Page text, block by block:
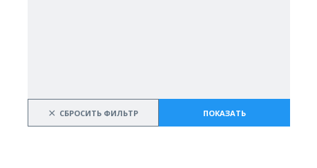
× СБРОСИТЬ ФИЛЬТР ПОКАЗАТЬ